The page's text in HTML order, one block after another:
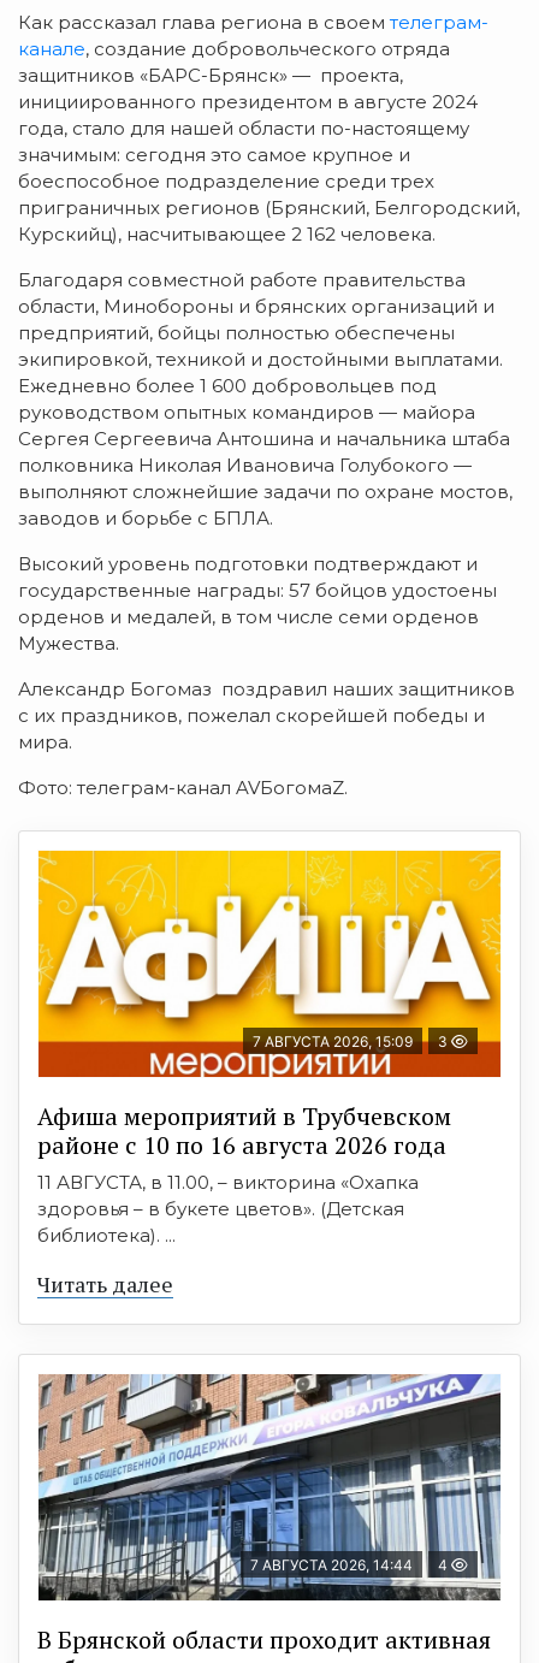
Как рассказал глава региона в своемтелеграм-
канале, создание добровольческого отряда
защитников «БАРС-Брянск» — проекта,
инициированного президентом в августе 2024
года, стало для нашей области по-настоящему
значимым: сегодня это самое крупное и
боеспособное подразделение среди трех
приграничных регионов (Брянский, Белгородский,
Курскийц), насчитывающее 2 162 человека.
Благодаря совместной работе правительства
области, Минобороны и брянских организаций и
предприятий, бойцы полностью обеспечены
экипировкой, техникой и достойными выплатами.
Ежедневно более 1 600 добровольцев под
руководством опытных командиров — майора
Сергея Сергеевича Антошина и начальника штаба
полковника Николая Ивановича Голубокого —
выполняют сложнейшие задачи по охране мостов,
заводов и борьбе с БПЛА.
Высокий уровень подготовки подтверждают и
государственные награды: 57 бойцов удостоены
орденов и медалей, в том числе семи орденов
Мужества.
Александр Богомаз поздравил наших защитников
с их праздников, пожелал скорейшей победы и
мира.
Фото: телеграм-канал AVБогомаZ.
7 АВГУСТА 2026, 15:09 3
Афиша мероприятий в Трубчевском
районе с 10 по 16 августа 2026 года
11 АВГУСТА, в 11.00, – викторина «Охапка
здоровья – в букете цветов». (Детская
библиотека). ...
Читать далее
7 АВГУСТА 2026, 14:44 4
В Брянской области проходит активная